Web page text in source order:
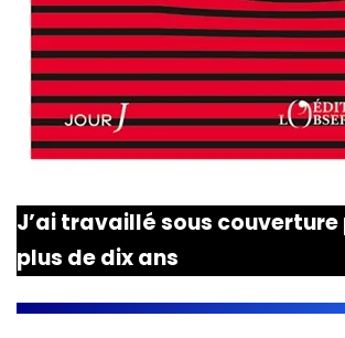
J’ai travaillé sous
plus de dix ans